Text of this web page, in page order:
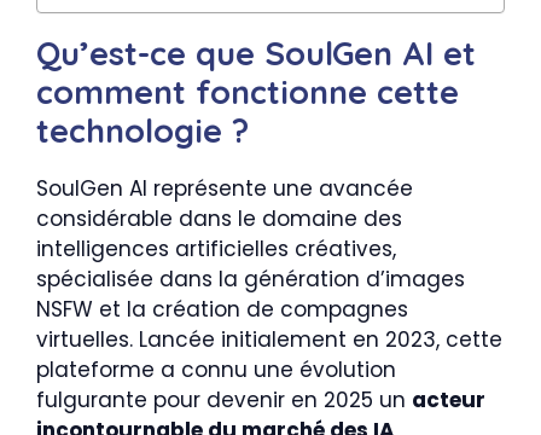
Qu’est-ce que SoulGen AI et
comment fonctionne cette
technologie ?
SoulGen AI représente une avancée
considérable dans le domaine des
intelligences artificielles créatives,
spécialisée dans la génération d’images
NSFW et la création de compagnes
virtuelles. Lancée initialement en 2023, cette
plateforme a connu une évolution
fulgurante pour devenir en 2025 un acteur